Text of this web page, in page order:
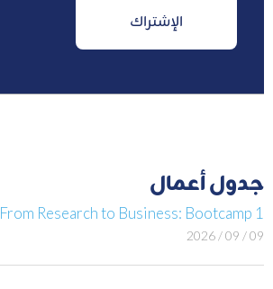
جدول أعمال
From Research to Business: Bootcamp 1
09 / 09 / 2026